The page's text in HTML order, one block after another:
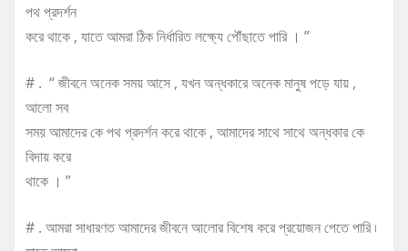
পথ প্রদর্শন
করে থাকে , যাতে আমরা ঠিক নির্ধারিত লক্ষ্যে পৌঁছাতে পারি । ”
# . “ জীবনে অনেক সময় আসে , যখন অন্ধকারে অনেক মানুষ পড়ে যায় ,
আলো সব
সময় আমাদের কে পথ প্রদর্শন করে থাকে , আমাদের সাথে সাথে অন্ধকার কে
বিদায় করে
থাকে । ”
# . আমরা সাধারণত আমাদের জীবনে আলোর বিশেষ করে প্রয়োজন পেতে পারি ৷